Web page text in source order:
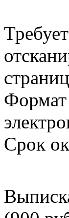
Формат
Срок